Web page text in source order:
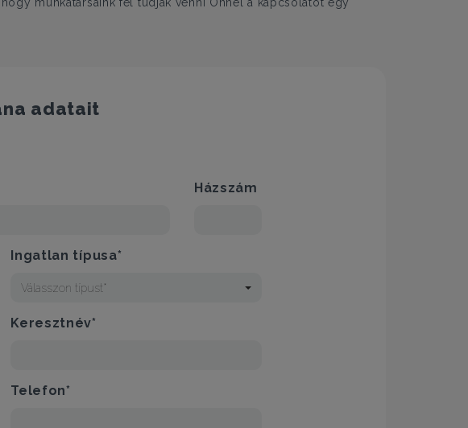
adatait
Házszám
Ingatlan típusa*
Válasszon típust*
Keresztnév*
Telefon*